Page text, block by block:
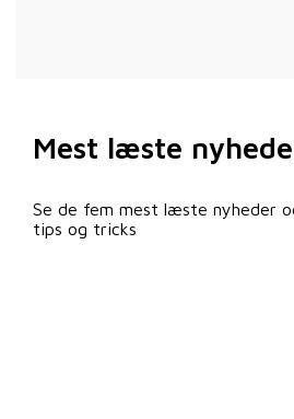
Mest læste
Se de fem mest læste nyheder
tips og tricks